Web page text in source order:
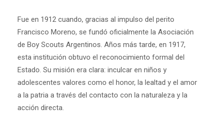
Fue en 1912 cuando, gracias al impulso del perito
Francisco Moreno, se fundó oficialmente la Asociación
de Boy Scouts Argentinos. Años más tarde, en 1917,
esta institución obtuvo el reconocimiento formal del
Estado. Su misión era clara: inculcar en niños y
adolescentes valores como el honor, la lealtad y el amor
a la patria a través del contacto con la naturaleza y la
acción directa.